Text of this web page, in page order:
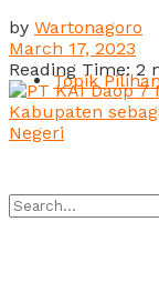
Topik
by Wartonagoro
March 17, 2023
Reading Time: 2